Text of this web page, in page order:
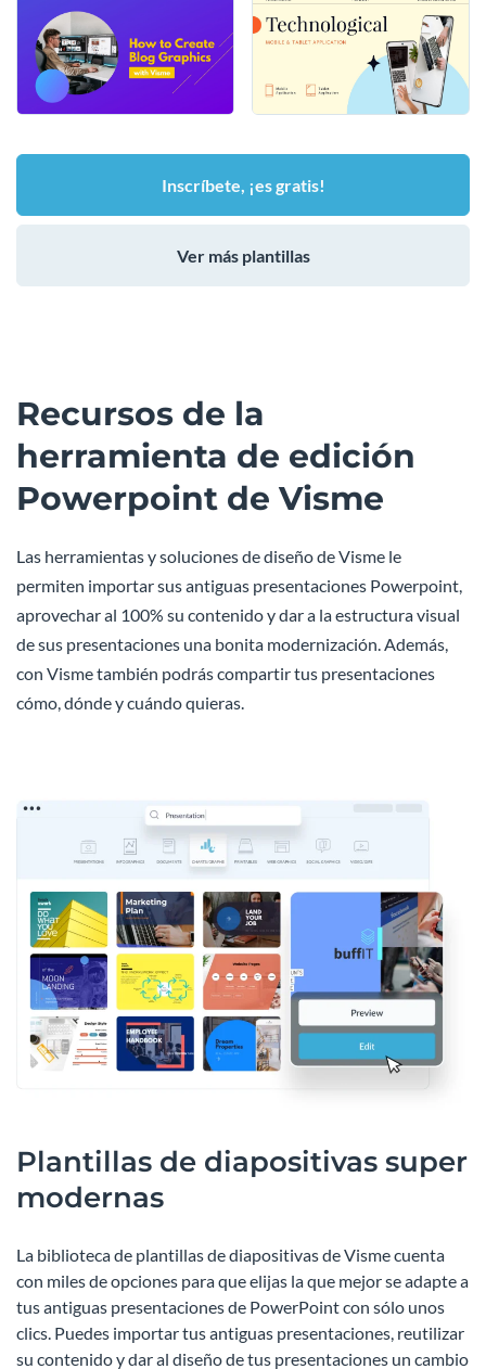
Inscríbete, ¡es gratis!
Ver más plantillas
Recursos de la
herramienta de edición
Powerpoint de Visme
Las herramientas y soluciones de diseño de Visme le
permiten importar sus antiguas presentaciones Powerpoint,
aprovechar al 100% su contenido y dar a la estructura visual
de sus presentaciones una bonita modernización. Además,
con Visme también podrás compartir tus presentaciones
cómo, dónde y cuándo quieras.
Plantillas de diapositivas super
modernas
La biblioteca de plantillas de diapositivas de Visme cuenta
con miles de opciones para que elijas la que mejor se adapte a
tus antiguas presentaciones de PowerPoint con sólo unos
clics. Puedes importar tus antiguas presentaciones, reutilizar
su contenido y dar al diseño de tus presentaciones un cambio